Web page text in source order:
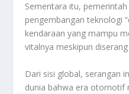
Sementara itu,
pengembangan teknologi
kendaraan yang mampu
vitalnya meskipun
Dari sisi global, serangan
dunia bahwa era otomotif